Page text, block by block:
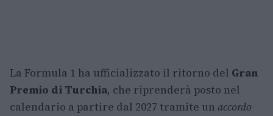
La Formula 1 ha ufficializzato il ritorno del Gran
Premio di Turchia, che riprenderà posto nel
calendario a partire dal 2027 tramite un accordo